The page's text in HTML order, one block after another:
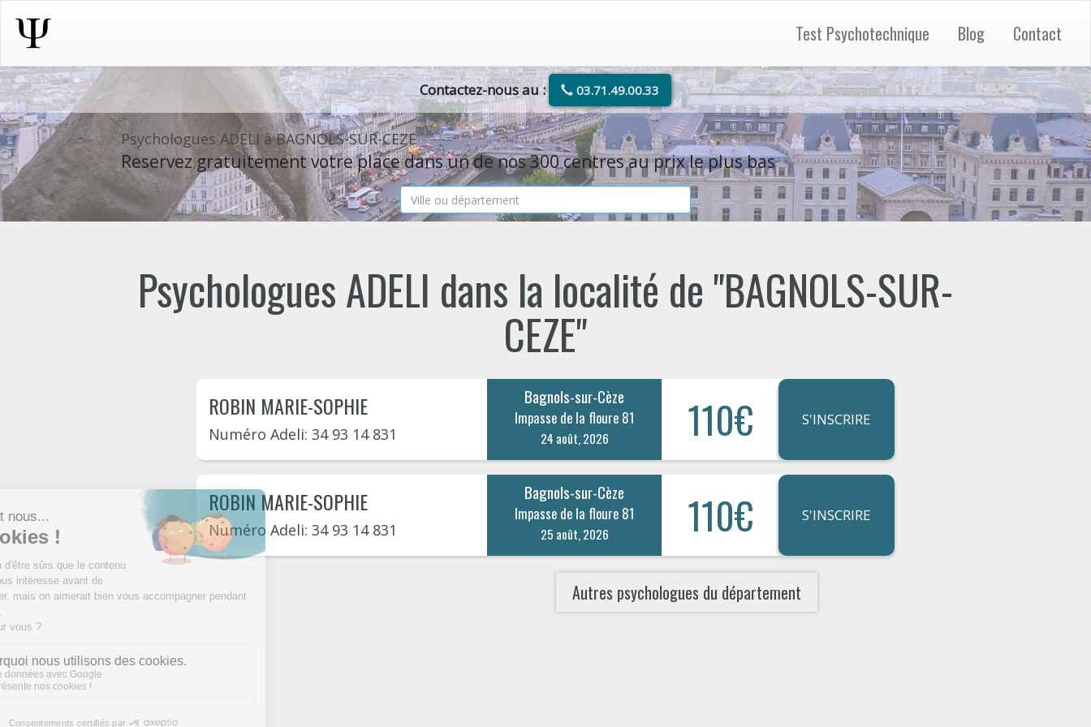
Test Psychotechnique Blog Contact
Contactez-nous au : 03.71.49.00.33
Psychologues ADELI à BAGNOLS-SUR-CEZE
Reservez gratuitement votre place dans un de nos 300 centres au prix le plus bas
Psychologues ADELI dans la localité de "BAGNOLS-SUR-
CEZE"
ROBIN MARIE-SOPHIE
Numéro Adeli: 34 93 14 831
Bagnols-sur-Cèze
Impasse de la floure 81
24 août, 2026 110€ S'INSCRIRE
ROBIN MARIE-SOPHIE
Numéro Adeli: 34 93 14 831
Bagnols-sur-Cèze
Impasse de la floure 81
25 août, 2026 110€ S'INSCRIRE
Autres psychologues du département